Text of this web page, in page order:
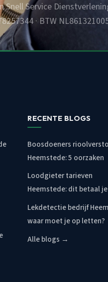
Service
· BTW
RECENTE BLOGS
Boosdoeners
Heemstede: 5 oorzaken
Loodgieter tarieven
Heemstede: dit betaal
Lekdetectie bedrijf
waar moet je op letten?
Alle blogs →